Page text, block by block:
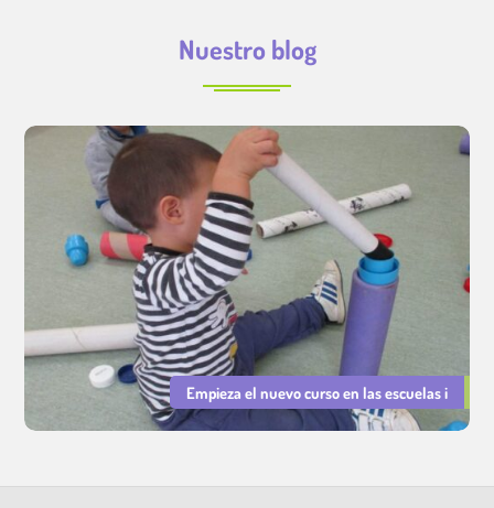
Nuestro blog
Empieza el nuevo curso en las escuelas i